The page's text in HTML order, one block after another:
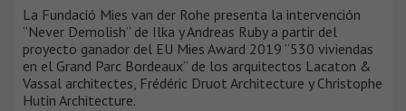
La Fundació Mies van der Rohe presenta la intervención
“Never Demolish” de Ilka y Andreas Ruby a partir del
proyecto ganador del EU Mies Award 2019 “530 viviendas
en el Grand Parc Bordeaux” de los arquitectos Lacaton &
Vassal architectes, Frédéric Druot Architecture y Christophe
Hutin Architecture.